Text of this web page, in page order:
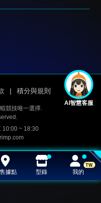
AI智慧客服
| 積分與規則
競技唯一選擇.
10:00 ~ 18:30
據點 型錄
TW
我的